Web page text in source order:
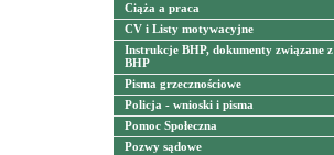
Ciąża a praca
CV i Listy motywacyjne
Instrukcje BHP, dokumenty związane z
BHP
Pisma grzecznościowe
Policja - wnioski i pisma
Pomoc Społeczna
Pozwy sądowe